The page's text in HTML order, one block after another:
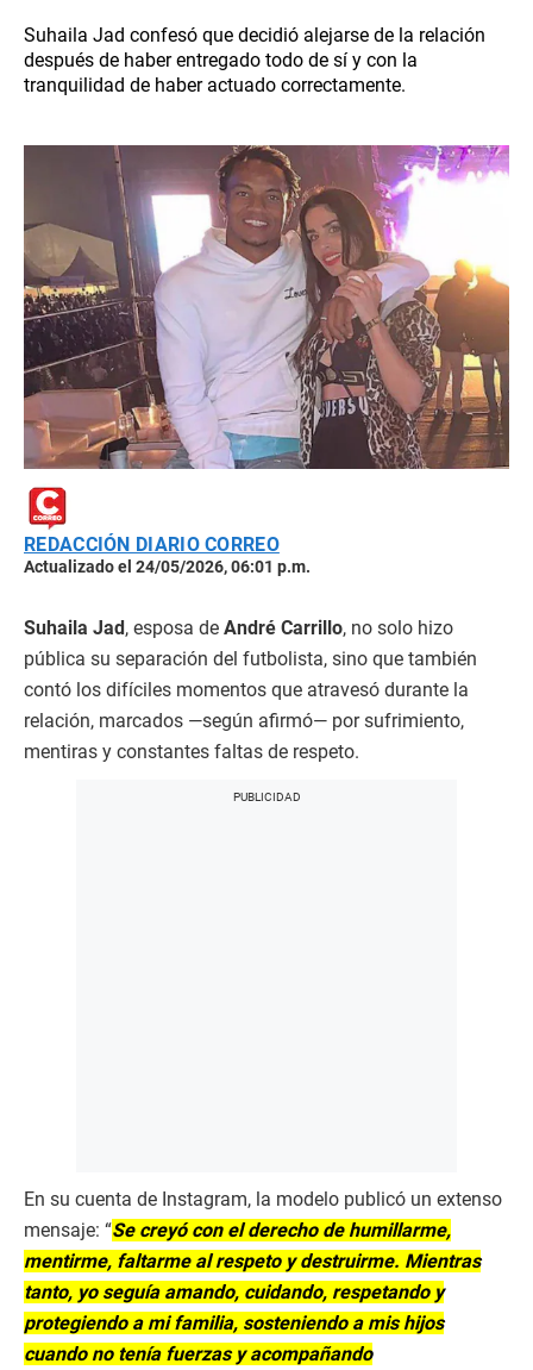
Suhaila Jad confesó que decidió alejarse de la relación
después de haber entregado todo de sí y con la
tranquilidad de haber actuado correctamente.
REDACCIÓN DIARIO CORREO
Actualizado el 24/05/2026, 06:01 p.m.
Suhaila Jad, esposa de André Carrillo, no solo hizo
pública su separación del futbolista, sino que también
contó los difíciles momentos que atravesó durante la
relación, marcados —según afirmó— por sufrimiento,
mentiras y constantes faltas de respeto.
En su cuenta de Instagram, la modelo publicó un extenso
mensaje: “Se creyó con el derecho de humillarme,
mentirme, faltarme al respeto y destruirme. Mientras
tanto, yo seguía amando, cuidando, respetando y
protegiendo a mi familia, sosteniendo a mis hijos
cuando no tenía fuerzas y acompañando